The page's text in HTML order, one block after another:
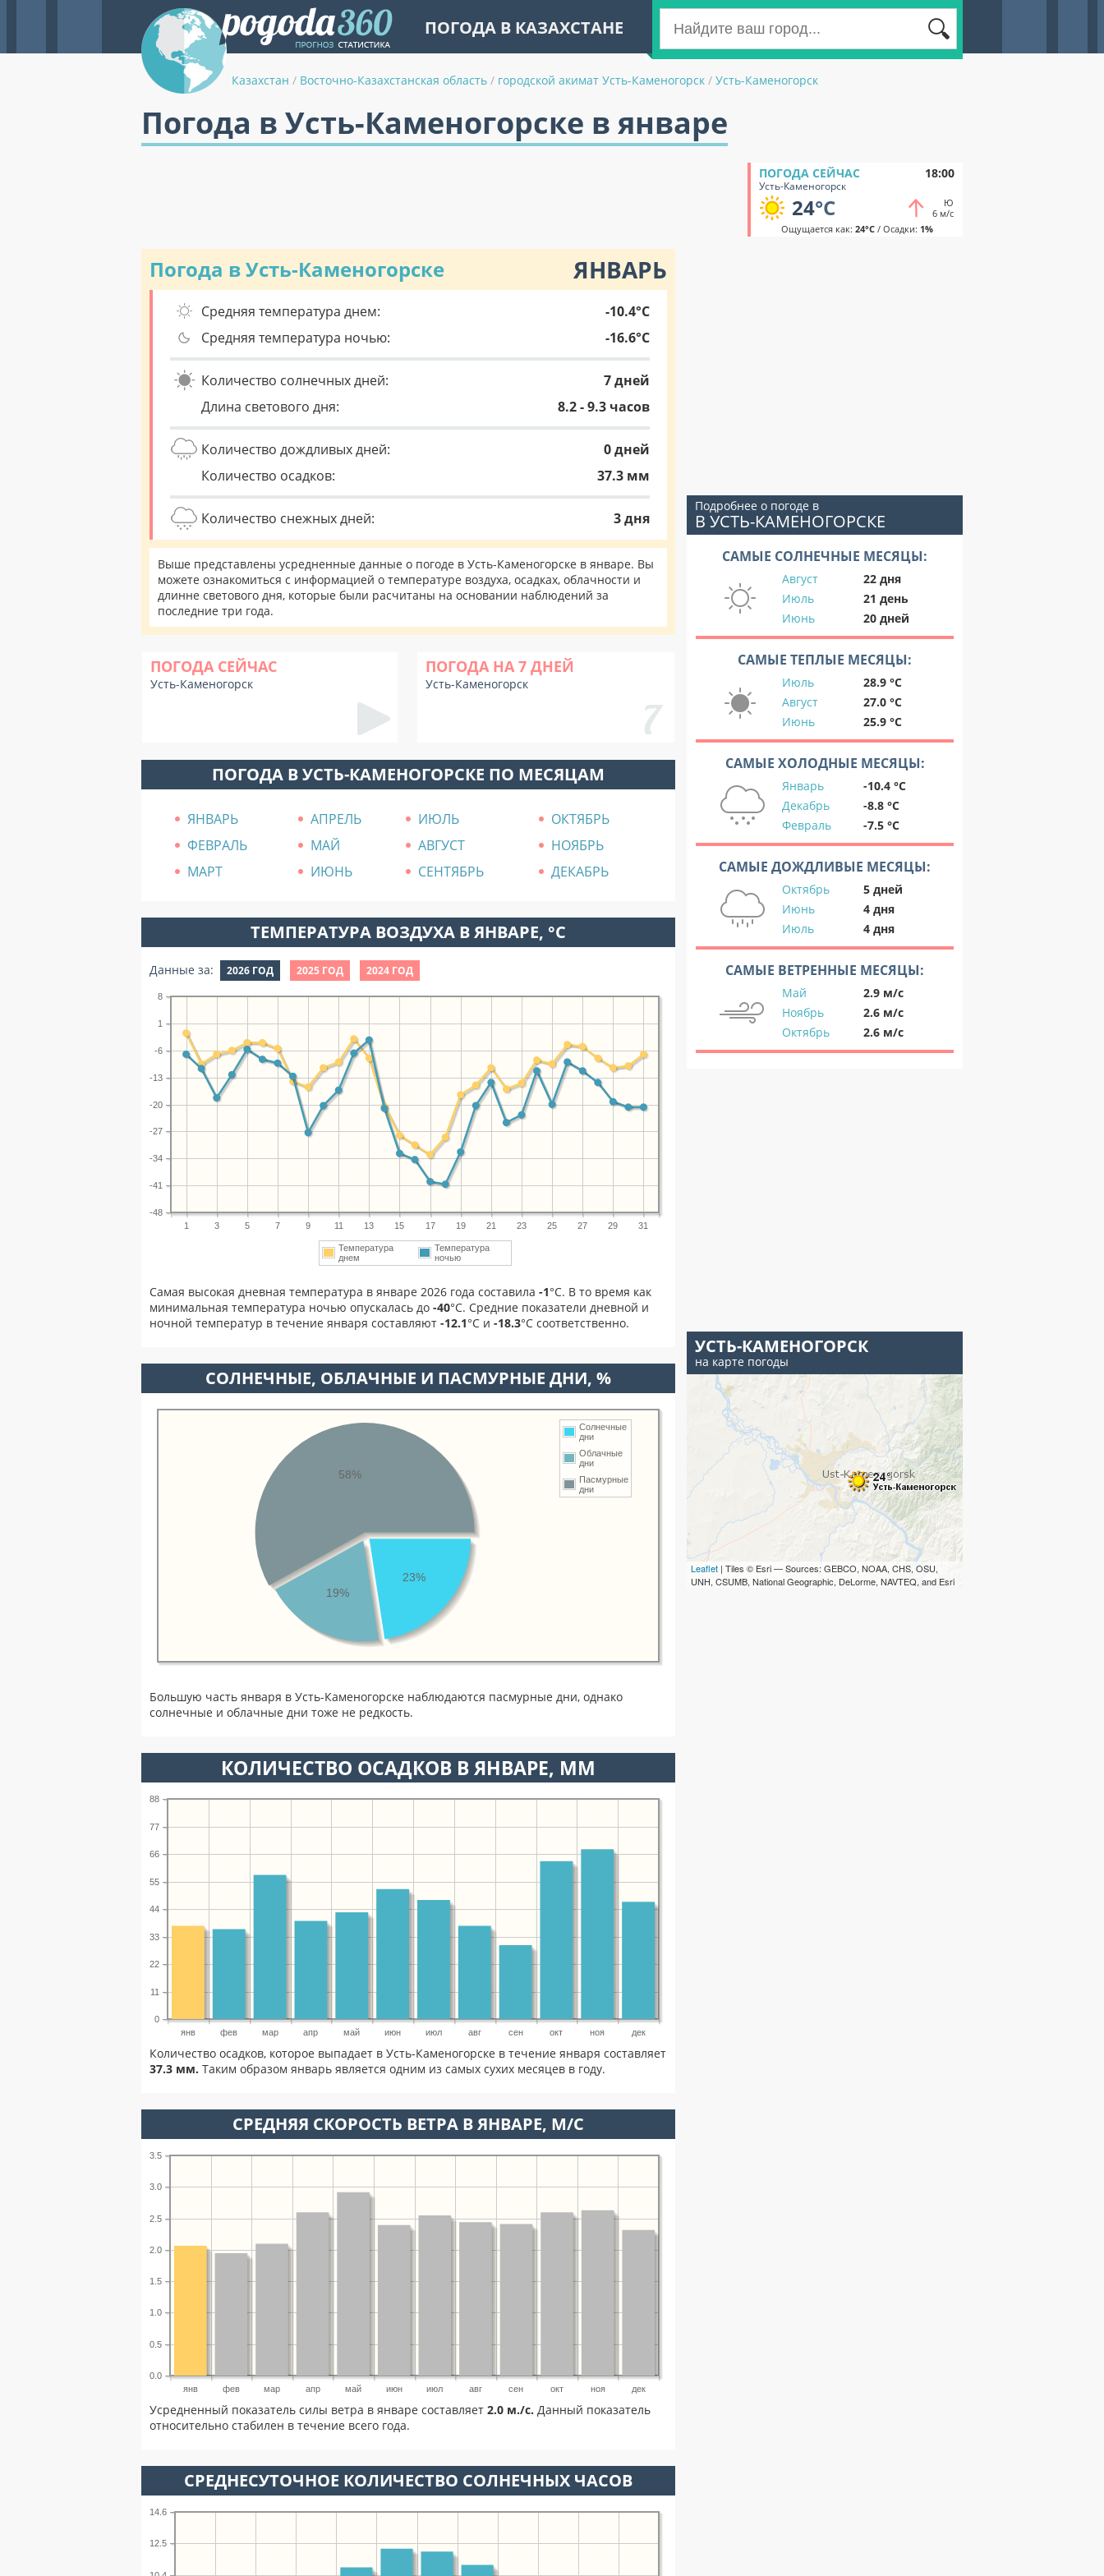
ПОГОДА В КАЗАХСТАНЕ
Казахстан / Восточно-Казахстанская область / городской акимат Усть-Каменогорск / Усть-Каменогорск
Погода в Усть-Каменогорске в январе
ПОГОДА СЕЙЧАС 18:00
Усть-Каменогорск
24°C
Ю
6 м/с
Ощущается как: 24°C/ Осадки: 1%
Погода в Усть-Каменогорске ЯНВАРЬ
Средняя температура днем:
-10.4°C
Средняя температура ночью:
-16.6°C
Количество солнечных дней:
7 дней
Длина светового дня:
8.2 - 9.3 часов
Количество дождливых дней:
0 дней
Количество осадков:
37.3 мм
Количество снежных дней: 3 дня
Выше представлены усредненные данные о погоде в Усть-Каменогорске в январе. Вы
можете ознакомиться с информацией о температуре воздуха, осадках, облачности и
длинне светового дня, которые были расчитаны на основании наблюдений за
последние три года.
ПОГОДА СЕЙЧАС
Усть-Каменогорск
ПОГОДА НА 7 ДНЕЙ
Усть-Каменогорск
ПОГОДА В УСТЬ-КАМЕНОГОРСКЕ ПО МЕСЯЦАМ
ЯНВАРЬ АПРЕЛЬ ИЮЛЬ
ОКТЯБРЬ
ФЕВРАЛЬ
МАЙ АВГУСТ
НОЯБРЬ
МАРТ
ИЮНЬ СЕНТЯБРЬ ДЕКАБРЬ
ТЕМПЕРАТУРА ВОЗДУХА В ЯНВАРЕ, °C
Данные за: 2026 ГОД 2025 ГОД 2024 ГОД
1 3 5 7 9 11 13 15 17 19 21 23 25 27 29 31
-48
-41
-34
-27
-20
-13
-6
1
8
Температура
днем
Температура
ночью
Самая высокая дневная температура в январе 2026 года составила -1°С. В то время как
минимальная температура ночью опускалась до -40°C. Средние показатели дневной и
ночной температур в течение января составляют -12.1°С и -18.3°С соответственно.
CОЛНЕЧНЫЕ, ОБЛАЧНЫЕ И ПАСМУРНЫЕ ДНИ, %
Солнечные
дни
Облачные
дни
Пасмурные
дни
23%
19%
58%
Большую часть января в Усть-Каменогорске наблюдаются пасмурные дни, однако
солнечные и облачные дни тоже не редкость.
КОЛИЧЕСТВО ОСАДКОВ В ЯНВАРЕ, ММ
янв фев мар апр май июн июл авг сен окт ноя дек
0
11
22
33
44
55
66
77
88
Количество осадков, которое выпадает в Усть-Каменогорске в течение января составляет
37.3 мм. Таким образом январь является одним из самых сухих месяцев в году.
СРЕДНЯЯ СКОРОСТЬ ВЕТРА В ЯНВАРЕ, М/С
янв фев мар апр май июн июл авг сен окт ноя дек
0.0
0.5
1.0
1.5
2.0
2.5
3.0
3.5
Усредненный показатель силы ветра в январе составляет 2.0 м./с. Данный показатель
относительно стабилен в течение всего года.
СРЕДНЕСУТОЧНОЕ КОЛИЧЕСТВО СОЛНЕЧНЫХ ЧАСОВ
12.5
14.6
Подробнее о погоде в
В УСТЬ-КАМЕНОГОРСКЕ
САМЫЕ СОЛНЕЧНЫЕ МЕСЯЦЫ:
Август
22 дня
Июль
21 день
Июнь
20 дней
САМЫЕ ТЕПЛЫЕ МЕСЯЦЫ:
Июль
28.9 °C
Август
27.0 °C
Июнь
25.9 °C
САМЫЕ ХОЛОДНЫЕ МЕСЯЦЫ:
Январь
-10.4 °C
Декабрь
-8.8 °C
Февраль
-7.5 °C
САМЫЕ ДОЖДЛИВЫЕ МЕСЯЦЫ:
Октябрь
5 дней
Июнь
4 дня
Июль
4 дня
САМЫЕ ВЕТРЕННЫЕ МЕСЯЦЫ:
Май
2.9 м/с
Ноябрь
2.6 м/с
Октябрь
2.6 м/с
УСТЬ-КАМЕНОГОРСК
на карте погоды
Leaflet | Tiles © Esri — Sources: GEBCO, NOAA, CHS, OSU,
UNH, CSUMB, National Geographic, DeLorme, NAVTEQ, and Esri